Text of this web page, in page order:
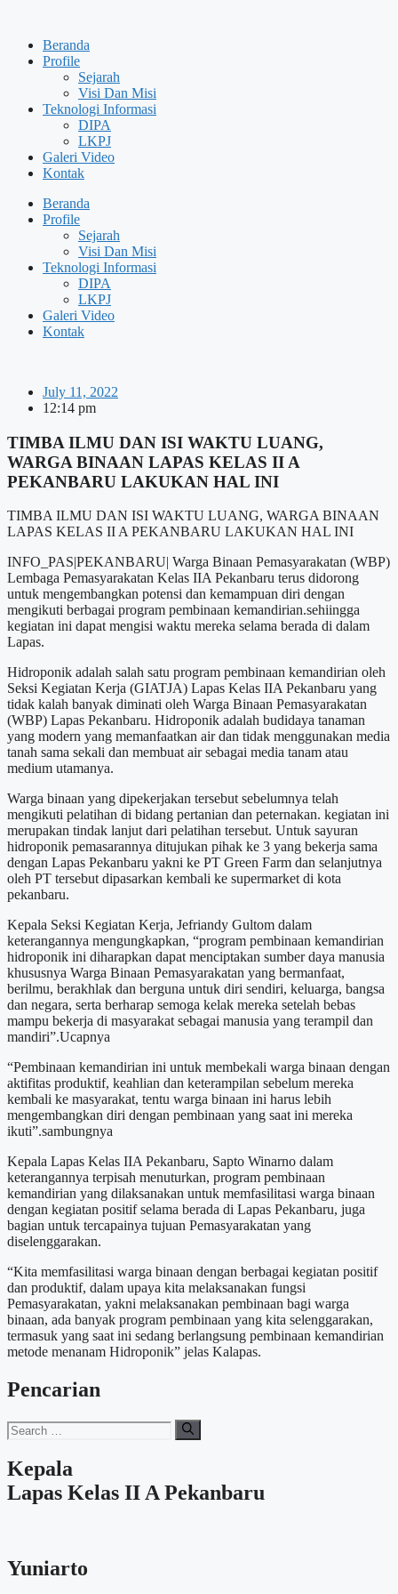
contentBeranda
Profile
Sejarah
Visi Dan Misi
Teknologi Informasi
DIPA
LKPJ
Galeri Video
Kontak
Beranda
Profile
Sejarah
Visi Dan Misi
Teknologi Informasi
DIPA
LKPJ
Galeri Video
Kontak
July 11, 2022
12:14 pm
TIMBA ILMU DAN ISI WAKTU LUANG,
WARGA BINAAN LAPAS KELAS II A
PEKANBARU LAKUKAN HAL INI
TIMBA ILMU DAN ISI WAKTU LUANG, WARGA BINAAN
LAPAS KELAS II A PEKANBARU LAKUKAN HAL INI
INFO_PAS|PEKANBARU| Warga Binaan Pemasyarakatan (WBP)
Lembaga Pemasyarakatan Kelas IIA Pekanbaru terus didorong
untuk mengembangkan potensi dan kemampuan diri dengan
mengikuti berbagai program pembinaan kemandirian.sehiingga
kegiatan ini dapat mengisi waktu mereka selama berada di dalam
Lapas.
Hidroponik adalah salah satu program pembinaan kemandirian oleh
Seksi Kegiatan Kerja (GIATJA) Lapas Kelas IIA Pekanbaru yang
tidak kalah banyak diminati oleh Warga Binaan Pemasyarakatan
(WBP) Lapas Pekanbaru. Hidroponik adalah budidaya tanaman
yang modern yang memanfaatkan air dan tidak menggunakan media
tanah sama sekali dan membuat air sebagai media tanam atau
medium utamanya.
Warga binaan yang dipekerjakan tersebut sebelumnya telah
mengikuti pelatihan di bidang pertanian dan peternakan. kegiatan ini
merupakan tindak lanjut dari pelatihan tersebut. Untuk sayuran
hidroponik pemasarannya ditujukan pihak ke 3 yang bekerja sama
dengan Lapas Pekanbaru yakni ke PT Green Farm dan selanjutnya
oleh PT tersebut dipasarkan kembali ke supermarket di kota
pekanbaru.
Kepala Seksi Kegiatan Kerja, Jefriandy Gultom dalam
keterangannya mengungkapkan, “program pembinaan kemandirian
hidroponik ini diharapkan dapat menciptakan sumber daya manusia
khususnya Warga Binaan Pemasyarakatan yang bermanfaat,
berilmu, berakhlak dan berguna untuk diri sendiri, keluarga, bangsa
dan negara, serta berharap semoga kelak mereka setelah bebas
mampu bekerja di masyarakat sebagai manusia yang terampil dan
mandiri”.Ucapnya
“Pembinaan kemandirian ini untuk membekali warga binaan dengan
aktifitas produktif, keahlian dan keterampilan sebelum mereka
kembali ke masyarakat, tentu warga binaan ini harus lebih
mengembangkan diri dengan pembinaan yang saat ini mereka
ikuti”.sambungnya
Kepala Lapas Kelas IIA Pekanbaru, Sapto Winarno dalam
keterangannya terpisah menuturkan, program pembinaan
kemandirian yang dilaksanakan untuk memfasilitasi warga binaan
dengan kegiatan positif selama berada di Lapas Pekanbaru, juga
bagian untuk tercapainya tujuan Pemasyarakatan yang
diselenggarakan.
“Kita memfasilitasi warga binaan dengan berbagai kegiatan positif
dan produktif, dalam upaya kita melaksanakan fungsi
Pemasyarakatan, yakni melaksanakan pembinaan bagi warga
binaan, ada banyak program pembinaan yang kita selenggarakan,
termasuk yang saat ini sedang berlangsung pembinaan kemandirian
metode menanam Hidroponik” jelas Kalapas.
Pencarian
Search
for:
Kepala
Lapas Kelas II A Pekanbaru
Yuniarto